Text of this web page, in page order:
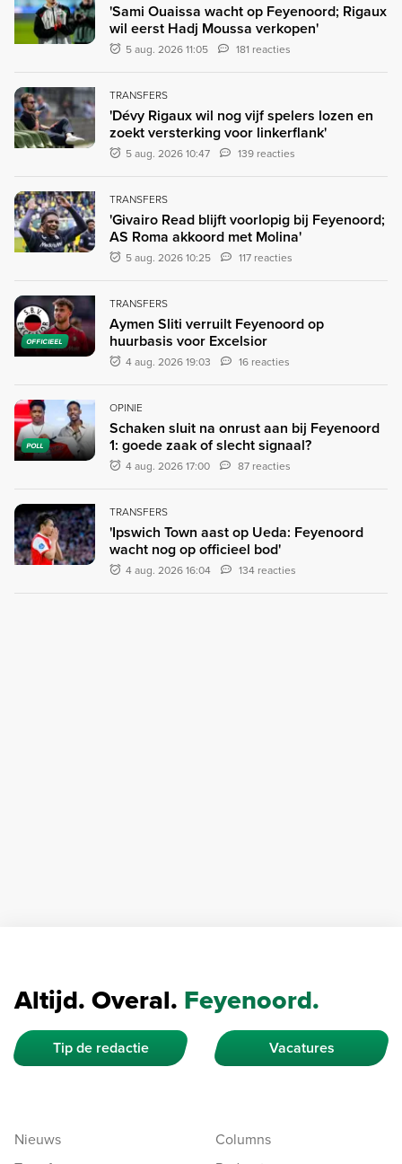
'Sami Ouaissa wacht op Feyenoord; Rigaux
wil eerst Hadj Moussa verkopen'
5 aug. 2026 11:05 181 reacties
TRANSFERS
'Dévy Rigaux wil nog vijf spelers lozen en
zoekt versterking voor linkerflank'
5 aug. 2026 10:47 139 reacties
TRANSFERS
'Givairo Read blijft voorlopig bij Feyenoord;
AS Roma akkoord met Molina'
5 aug. 2026 10:25 117 reacties
OFFICIEEL
TRANSFERS
Aymen Sliti verruilt Feyenoord op
huurbasis voor Excelsior
4 aug. 2026 19:03 16 reacties
POLL
OPINIE
Schaken sluit na onrust aan bij Feyenoord
1: goede zaak of slecht signaal?
4 aug. 2026 17:00 87 reacties
TRANSFERS
'Ipswich Town aast op Ueda: Feyenoord
wacht nog op officieel bod'
4 aug. 2026 16:04 134 reacties
Altijd. Overal. Feyenoord.
Tip de redactie Vacatures
Nieuws
Columns